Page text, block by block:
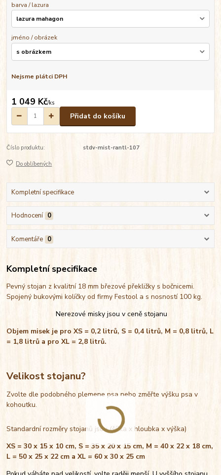
barva / lazura
jméno / obrázek
Nejsme plátci DPH
1 049 Kč/ks
Přidat do košíku
Číslo produktu: stdv-mist-rantl-107
Do oblíbených
Kompletní specifikace
Hodnocení 0
Komentáře 0
Kompletní specifikace
Pevný stojan z kvalitní 18 mm březové překližky s bočnicemi.
Spojený bukovými kolíčky od firmy Festool a s nosností 100 kg.
Nerezové misky jsou v ceně stojanu
Objem misek je pro XS = 0,2 litrů, S = 0,4 litrů, M = 0,8 litrů, L
= 1,8 litrů a pro XL = 2,8 litrů.
Velikost stojanu?
Zvolte dle podobného plemene psa nebo změřte výšku psa v
kohoutku.
Standardní rozměry stojanů jsou (šířka x hloubka x výška)
XS = 30 x 15 x 10 cm, S = 35 x 20 x 15 cm, M = 40 x 22 x 18 cm,
L = 50 x 25 x 22 cm a XL = 60 x 30 x 25 cm